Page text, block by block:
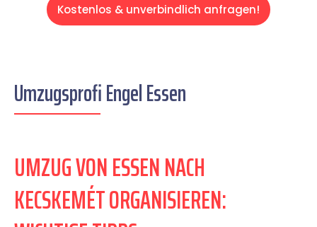
Kostenlos & unverbindlich anfragen!
Umzugsprofi Engel Essen
UMZUG VON ESSEN NACH
KECSKEMÉT ORGANISIEREN: